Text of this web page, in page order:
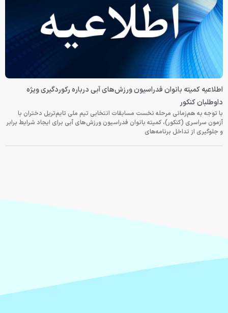
اطلاعیه کمیته بانوان فدراسیون ورزش‌های آبی درباره رکوردگیری ویژه
داوطلبان کنکور
با توجه به هم‌زمانی مرحله نخست مسابقات انتخابی تیم ملی تایم‌تریل دختران با
آزمون سراسری (کنکور)، کمیته بانوان فدراسیون ورزش‌های آبی برای ایجاد شرایط برابر
و جلوگیری از تداخل برنامه‌های